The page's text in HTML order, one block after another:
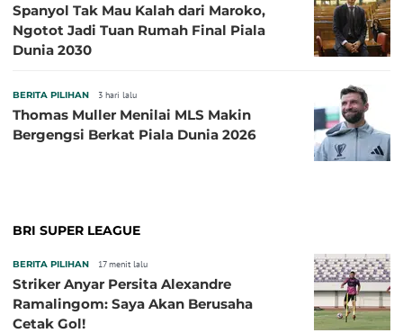
Spanyol Tak Mau Kalah dari Maroko,
Ngotot Jadi Tuan Rumah Final Piala
Dunia 2030
BERITA PILIHAN 3 hari lalu
Thomas Muller Menilai MLS Makin
Bergengsi Berkat Piala Dunia 2026
BRI SUPER LEAGUE
BERITA PILIHAN 17 menit lalu
Striker Anyar Persita Alexandre
Ramalingom: Saya Akan Berusaha
Cetak Gol!